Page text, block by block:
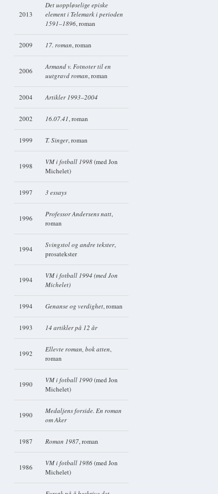
2013
Det uoppløselige episke
element i Telemark i perioden
1591–1896, roman
2009 17. roman, roman
2006
Armand v. Fotnoter til en
uutgravd roman, roman
2004 Artikler 1993–2004
2002 16.07.41, roman
1999 T. Singer, roman
1998 VM i fotball 1998(med Jon
Michelet)
1997 3 essays
1996 Professor Andersens natt,
roman
1994 Svingstol og andre tekster,
prosatekster
1994
VM i fotball 1994 (med Jon
Michelet)
1994 Genanse og verdighet, roman
1993 14 artikler på 12 år
1992 Ellevte roman, bok atten,
roman
1990 VM i fotball 1990(med Jon
Michelet)
1990
Medaljens forside. En roman
om Aker
1987 Roman 1987, roman
1986 VM i fotball 1986(med Jon
Michelet)